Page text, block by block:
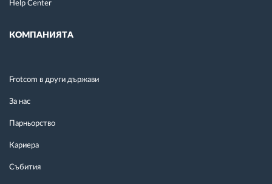
Help Center
КОМПАНИЯТА
Frotcom в други държави
За нас
Парньорство
Кариера
Събития